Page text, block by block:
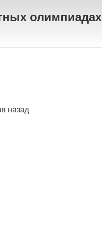
олимпиадах
назад